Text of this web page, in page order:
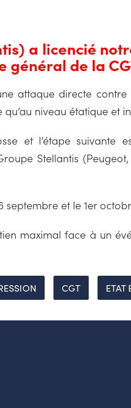
a licencié
général de la
attaque directe
niveau étatique et
et l’étape suivante
Stellantis
septembre et le 1er
maximal face à un
CGT ETAT